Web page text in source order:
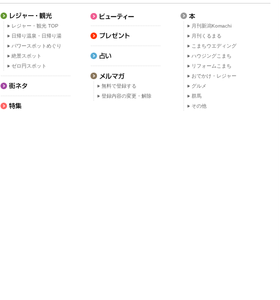
レジャー・観光 TOP
日帰り温泉・日帰り湯
パワースポットめぐり
絶景スポット
ゼロ円スポット
無料で登録する
登録内容の変更・解除
月刊新潟Komachi
月刊くるまる
こまちウエディング
ハウジングこまち
リフォームこまち
おでかけ・レジャー
グルメ
群馬
その他